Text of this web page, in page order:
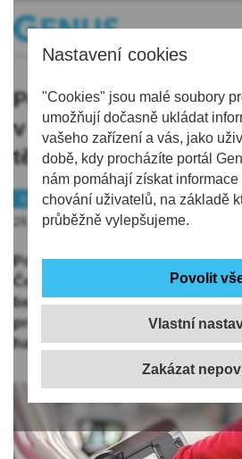
Nastavení cookies
"Cookies" jsou malé soubory
umožňují dočasně ukládat
vašeho zařízení a vás, jako
době, kdy procházíte portál
nám pomáhají získat
chování uživatelů, na základě
průběžně vylepšujeme.
Vlastní
Pohonné hmoty v
v republikovém
těm dražším
Kraj
Peníze
26.09.2024 | 10:16
Pohonné hmoty v Libereckém
Česku ale patří k těm dražším.
benzinu Natural 95 se aktuálně u
prodává v průměru za 35,45 Kč,
haléřů dražší.